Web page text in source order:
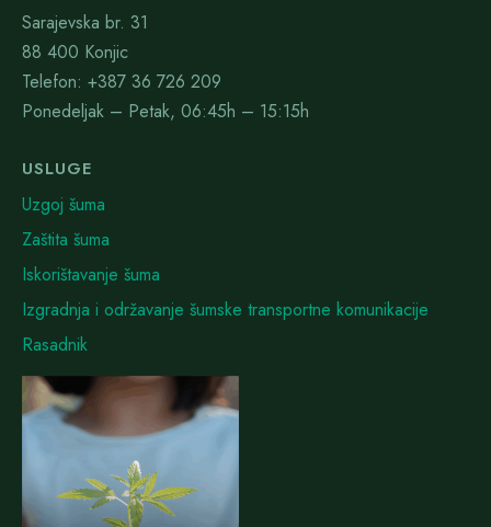
Sarajevska br. 31
88 400 Konjic
Telefon: +387 36 726 209
Ponedeljak – Petak, 06:45h – 15:15h
USLUGE
Uzgoj šuma
Zaštita šuma
Iskorištavanje šuma
Izgradnja i održavanje šumske transportne komunikacije
Rasadnik